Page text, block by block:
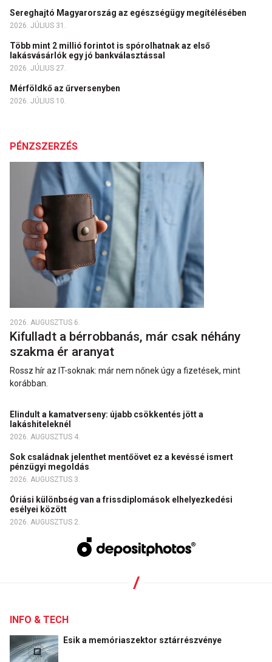
Sereghajtó Magyarország az egészségügy megítélésében
2026. JÚLIUS 31.
Több mint 2 millió forintot is spórolhatnak az első
lakásvásárlók egy jó bankválasztással
2026. JÚLIUS 27.
Mérföldkő az űrversenyben
2026. JÚLIUS 10.
PÉNZSZERZÉS
2026. AUGUSZTUS 6.
Kifulladt a bérrobbanás, már csak néhány
szakma ér aranyat
Rossz hír az IT-soknak: már nem nőnek úgy a fizetések, mint
korábban.
Elindult a kamatverseny: újabb csökkentés jött a
lakáshiteleknél
2026. AUGUSZTUS 4.
Sok családnak jelenthet mentőövet ez a kevéssé ismert
pénzügyi megoldás
2026. AUGUSZTUS 3.
Óriási különbség van a frissdiplomások elhelyezkedési
esélyei között
2026. AUGUSZTUS 2.
INFO & TECH
Esik a memóriaszektor sztárrészvénye